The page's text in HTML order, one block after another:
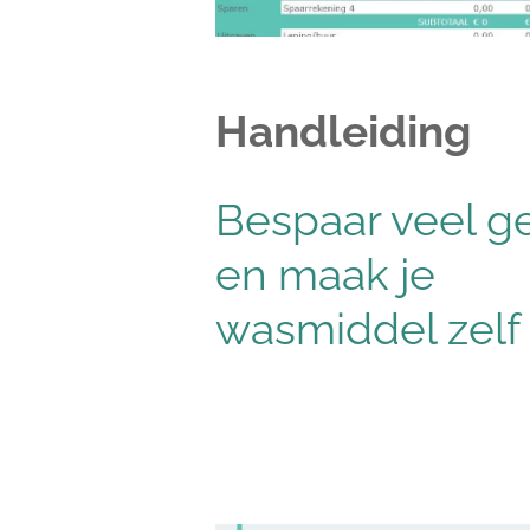
Handleiding
Bespaar veel
en maak je
wasmiddel zelf